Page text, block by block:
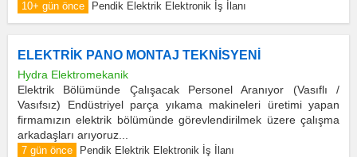
10+ gün önce Pendik Elektrik Elektronik İş İlanı
ELEKTRİK PANO MONTAJ TEKNİSYENİ
Hydra Elektromekanik
Elektrik Bölümünde Çalışacak Personel Aranıyor (Vasıflı /
Vasıfsız) Endüstriyel parça yıkama makineleri üretimi yapan
firmamızın elektrik bölümünde görevlendirilmek üzere çalışma
arkadaşları arıyoruz...
7 gün önce Pendik Elektrik Elektronik İş İlanı